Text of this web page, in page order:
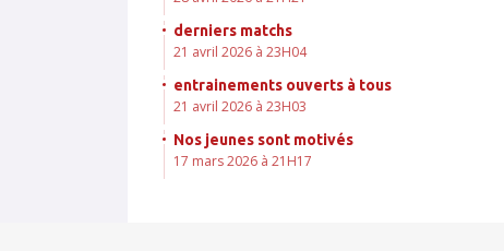
derniers matchs
21 avril 2026 à 23H04
entrainements ouverts à tous
21 avril 2026 à 23H03
Nos jeunes sont motivés
17 mars 2026 à 21H17